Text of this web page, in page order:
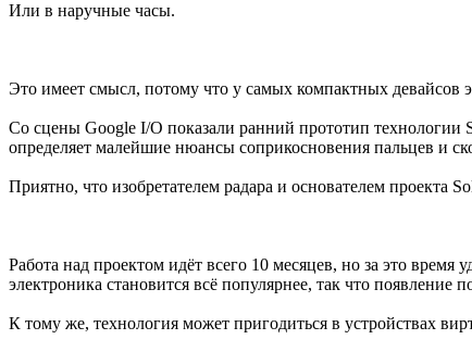
Или в наручные часы.
Это имеет смысл, потому что у самых компактных
Со сцены Google I/O показали ранний прототип технологии
определяет малейшие нюансы соприкосновения пальцев и
Приятно, что изобретателем радара и основателем проекта
Работа над проектом идёт всего 10 месяцев, но за это
электроника становится всё популярнее, так что появление
К тому же, технология может пригодиться в устройствах